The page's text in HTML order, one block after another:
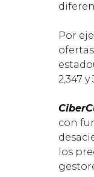
Por
2,347
con
los